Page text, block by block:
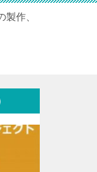
作、